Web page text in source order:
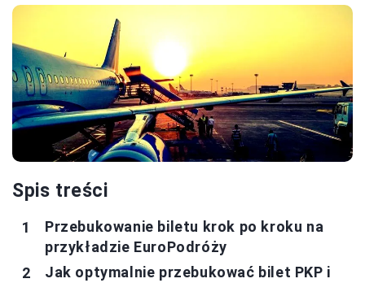
Spis treści
Przebukowanie biletu krok po kroku na
przykładzie EuroPodróży
Jak optymalnie przebukować bilet PKP i